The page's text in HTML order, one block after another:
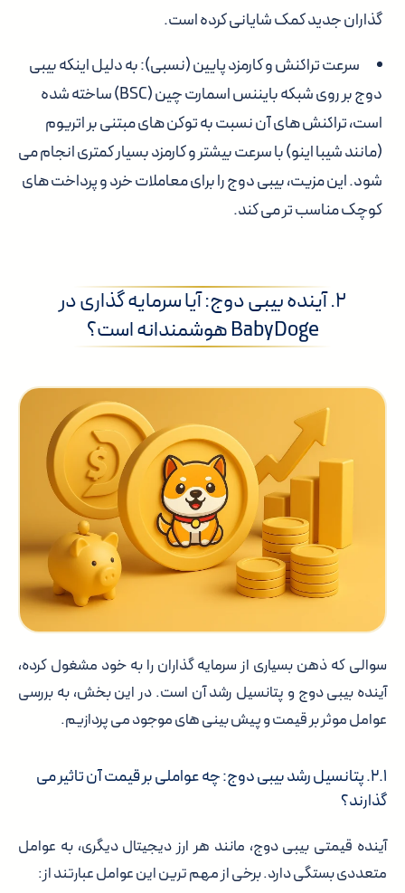
گذاران جدید کمک شایانی کرده است.
سرعت تراکنش و کارمزد پایین (نسبی):به دلیل اینکه بیبی
دوج بر روی شبکه بایننس اسمارت چین (BSC) ساخته شده
است، تراکنش های آن نسبت به توکن های مبتنی بر اتریوم
(مانند شیبا اینو) با سرعت بیشتر و کارمزد بسیار کمتری انجام می
شود. این مزیت، بیبی دوج را برای معاملات خرد و پرداخت های
کوچک مناسب تر می کند.
۲. آینده بیبی دوج: آیا سرمایه گذاری در
BabyDoge هوشمندانه است؟
سوالی که ذهن بسیاری از سرمایه گذاران را به خود مشغول کرده،
آینده بیبی دوج و پتانسیل رشد آن است. در این بخش، به بررسی
عوامل موثر بر قیمت و پیش بینی های موجود می پردازیم.
۲.۱. پتانسیل رشد بیبی دوج: چه عواملی بر قیمت آن تاثیر می
گذارند؟
آینده قیمتی بیبی دوج، مانند هر ارز دیجیتال دیگری، به عوامل
متعددی بستگی دارد. برخی از مهم ترین این عوامل عبارتند از: